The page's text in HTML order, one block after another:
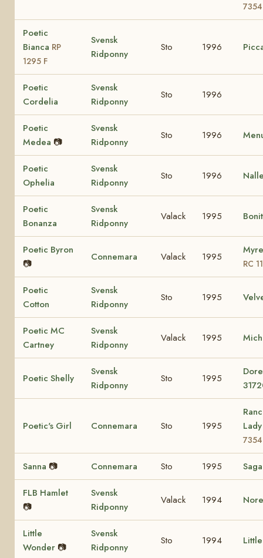
7354
Poetic
Bianca RP
1295 F
Svensk
Ridponny
Sto 1996
Poetic
Cordelia
Svensk
Ridponny
Sto 1996
Poetic
Medea 📷
Svensk
Ridponny
Sto 1996
Poetic
Ophelia
Svensk
Ridponny
Sto 1996
Poetic
Bonanza
Svensk
Ridponny
Valack 1995
Poetic Byron
📷
Connemara Valack 1995
RC
Poetic
Cotton
Svensk
Ridponny
Sto 1995
Poetic MC
Cartney
Svensk
Ridponny
Valack 1995
Poetic Shelly
Svensk
Ridponny
Sto 1995
Poetic's Girl Connemara Sto 1995
7354
Sanna 📷 Connemara Sto 1995
FLB Hamlet
📷
Svensk
Ridponny
Valack 1994
Little
Wonder 📷
Svensk
Ridponny
Sto 1994